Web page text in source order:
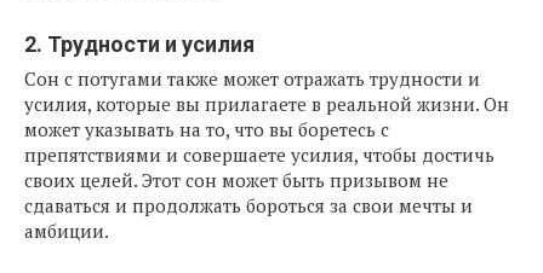
2. Трудности и усилия
Сон с потугами также может отражать трудности и
усилия, которые вы прилагаете в реальной жизни. Он
может указывать на то, что вы боретесь с
препятствиями и совершаете усилия, чтобы достичь
своих целей. Этот сон может быть призывом не
сдаваться и продолжать бороться за свои мечты и
амбиции.